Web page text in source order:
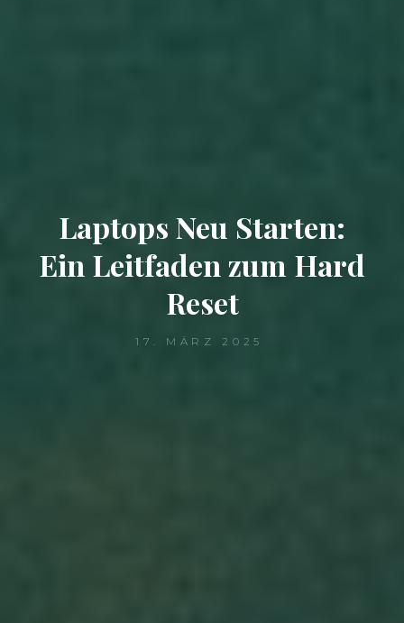
Laptops Neu Starten:
Ein Leitfaden zum Hard
Reset
17. MÄRZ 2025